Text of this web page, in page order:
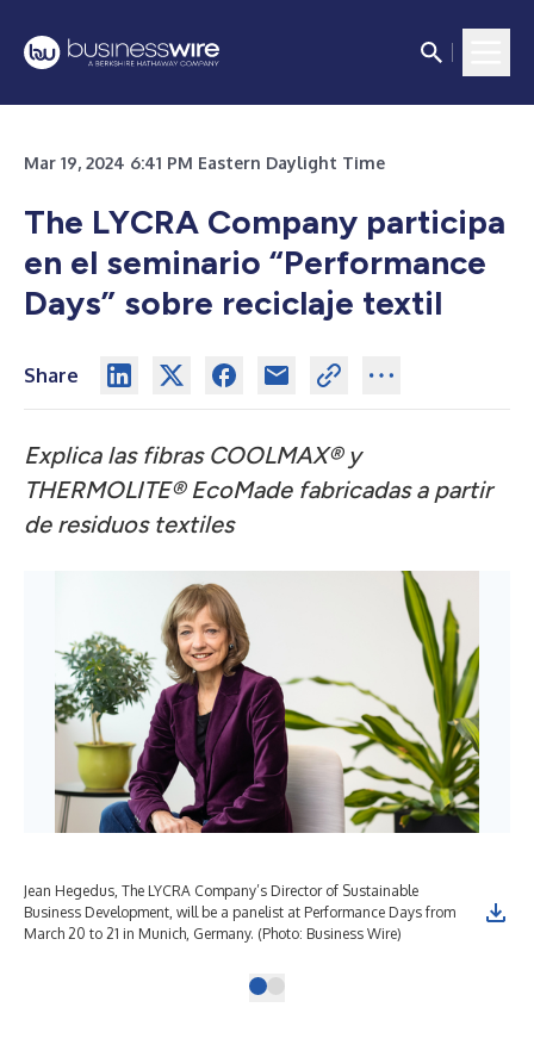
Mar 19, 2024 6:41 PM Eastern Daylight Time
The LYCRA Company participa
en el seminario “Performance
Days” sobre reciclaje textil
Share
Explica las fibras COOLMAX® y
THERMOLITE® EcoMade fabricadas a partir
de residuos textiles
Jean Hegedus, The LYCRA Company’s Director of Sustainable
Business Development, will be a panelist at Performance Days from
March 20 to 21 in Munich, Germany. (Photo: Business Wire)